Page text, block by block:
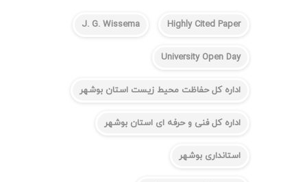
Highly Cited Paper
J. G. Wissema
University Open Day
اداره کل حفاظت محیط زیست استان بوشهر
اداره کل فنی و حرفه ای استان بوشهر
استانداری بوشهر